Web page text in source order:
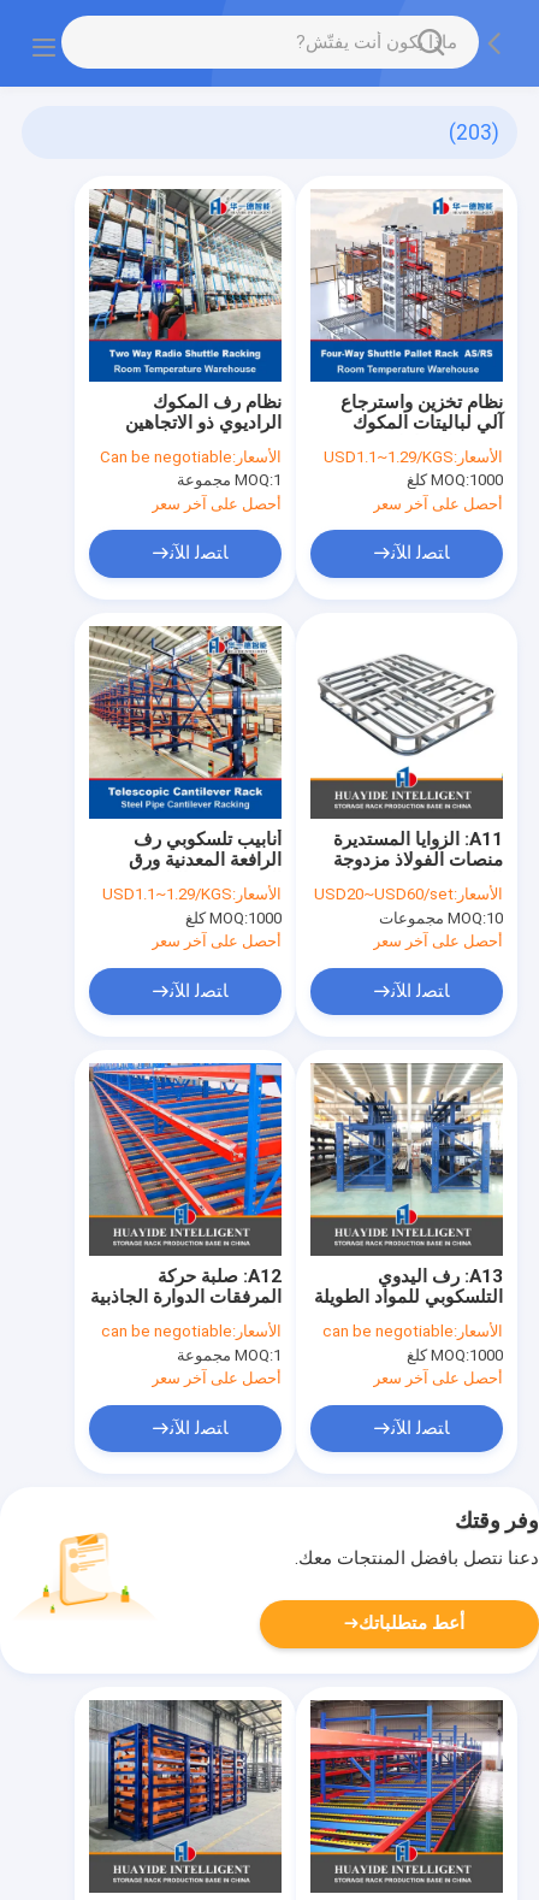
(203)
نظام رف المكوك
الراديوي ذو الاتجاهين
الأسعار:Can be negotiable
MOQ:1 مجموعة
أحصل على آخر سعر
ﺎﺘﺼﻟ ﺍﻶﻧ
نظام تخزين واسترجاع
آلي لباليتات المكوك
رباعي الاتجاهات في
مستودع درجة حرارة
الغرفة، نظام تخزين
واسترجاع آلي، رفوف
مكوكية لاسلكية
الأسعار:USD1.1~1.29/KGS
MOQ:1000 كلغ
أحصل على آخر سعر
ﺎﺘﺼﻟ ﺍﻶﻧ
أنابيب تلسكوبي رف
الرافعة المعدنية ورق
المخزن رف التلسكوبي
رف الرافعة المعدنية
المواد الطويلة
الأسعار:USD1.1~1.29/KGS
MOQ:1000 كلغ
أحصل على آخر سعر
ﺎﺘﺼﻟ ﺍﻶﻧ
A11: الزوايا المستديرة
منصات الفولاذ مزدوجة
للخزن في المستودع
منصات الفولاذ المعدنية
الأسعار:USD20~USD60/set
MOQ:10 مجموعات
أحصل على آخر سعر
ﺎﺘﺼﻟ ﺍﻶﻧ
A12: صلبة حركة
المرفقات الدوارة الجاذبية
الصلبة الصلبة الصلبة
الحامل
الأسعار:can be negotiable
MOQ:1 مجموعة
أحصل على آخر سعر
ﺎﺘﺼﻟ ﺍﻶﻧ
A13: رف اليدوي
التلسكوبي للمواد الطويلة
الأسعار:can be negotiable
MOQ:1000 كلغ
أحصل على آخر سعر
ﺎﺘﺼﻟ ﺍﻶﻧ
وفر وقتك
دعنا نتصل بأفضل المنتجات معك.
أعط متطلباتك